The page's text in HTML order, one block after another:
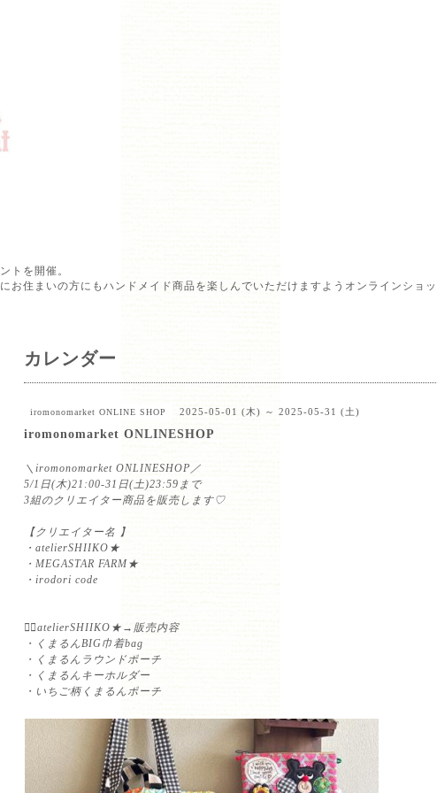
トを開催。
お住まいの方にもハンドメイド商品を楽しんでいただけますようオンラインショッ
カレンダー
iromonomarket ONLINE SHOP 2025-05-01 (木) ～ 2025-05-31 (土)
iromonomarket ONLINESHOP
＼iromonomarket ONLINESHOP／⁡
5/1日(木)21:00-31日(土)23:59まで⁡
3組のクリエイター商品を販売します♡⁡
【クリエイター名 】⁡
・atelierSHIIKO★⁡
・MEGASTAR FARM★⁡
・irodori code⁡
💁‍♀️atelierSHIIKO★→販売内容⁡
・くまるんBIG巾着bag⁡
・くまるんラウンドポーチ⁡
・くまるんキーホルダー⁡
・いちご柄くまるんポーチ⁡